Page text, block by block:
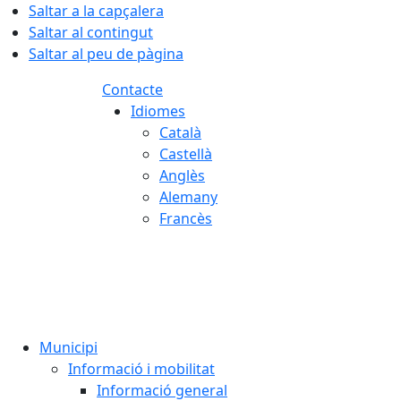
Saltar a la capçalera
Saltar al contingut
Saltar al peu de pàgina
Contacte
Idiomes
Català
Castellà
Anglès
Alemany
Francès
Municipi
Informació i mobilitat
Informació general